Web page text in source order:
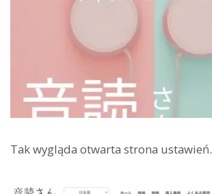
Tak wygląda otwarta strona ustawień.